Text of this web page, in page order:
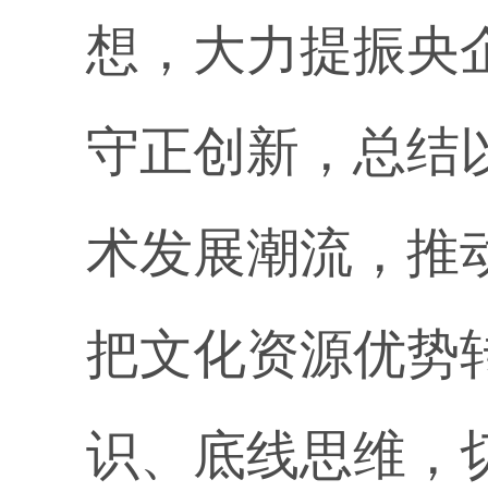
想，大力提振央
守正创新，总结
术发展潮流，推
把文化资源优势
识、底线思维，